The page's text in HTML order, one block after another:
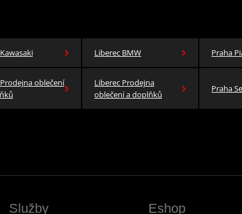
Liberec BMW Praha
oblečení
Liberec Prodejna
oblečení a doplňků
Praha
Služby Eshop